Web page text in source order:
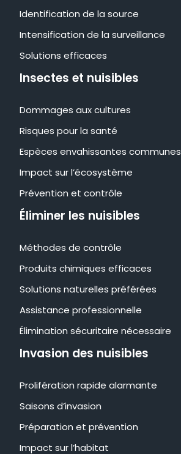
Identification de la source
Intensification de la surveillance
Solutions efficaces
Insectes et nuisibles
Dommages aux cultures
Risques pour la santé
Espèces envahissantes communes
Impact sur l’écosystème
Prévention et contrôle
Éliminer les nuisibles
Méthodes de contrôle
Produits chimiques efficaces
Solutions naturelles préférées
Assistance professionnelle
Élimination sécuritaire nécessaire
Invasion des nuisibles
Prolifération rapide alarmante
Saisons d’invasion
Préparation et prévention
Impact sur l’habitat